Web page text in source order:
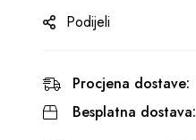
Podijeli
Procjena dostave:
Besplatna dostava: